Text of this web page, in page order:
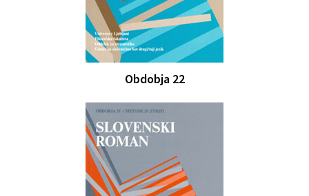
Obdobja 22